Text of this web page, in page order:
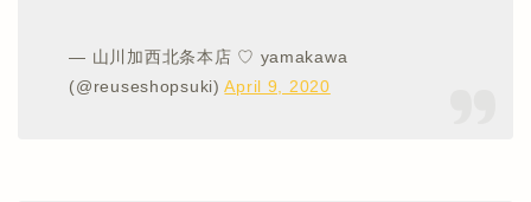
— 山川加西北条本店 ♡ yamakawa
(@reuseshopsuki)April 9, 2020